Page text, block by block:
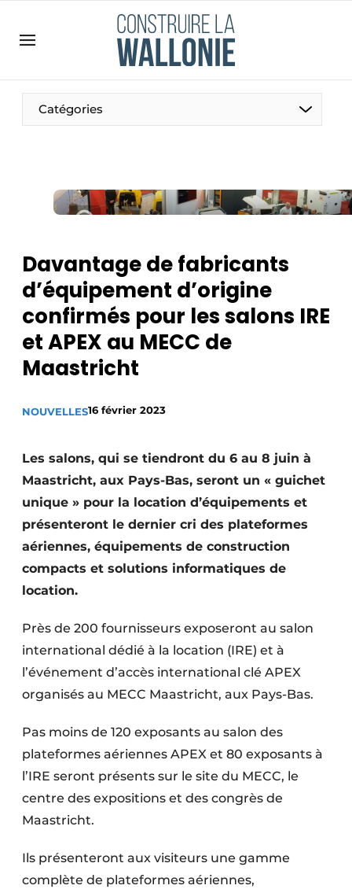
Emploi
Enregistrer une offre d’emploi
Meest gelezen
Podcasts
Privacy / Cookie statement
S’inscrire à l’événement
S’inscrire
Termes et conditions
Catégories
Construction bois
Contrôle d’accès
Éclairage
Fondations
Géotextiles
Rénovation
Sécurité incendie
Software
Techniques ferroviaires
Davantage de fabricants
d’équipement d’origine
confirmés pour les salons IRE
et APEX au MECC de
Maastricht
NOUVELLES16 février 2023
Les salons, qui se tiendront du 6 au 8 juin à
Maastricht, aux Pays-Bas, seront un « guichet
unique » pour la location d’équipements et
présenteront le dernier cri des plateformes
aériennes, équipements de construction
compacts et solutions informatiques de
location.
Près de 200 fournisseurs exposeront au salon
international dédié à la location (IRE) et à
l’événement d’accès international clé APEX
organisés au MECC Maastricht, aux Pays-Bas.
Pas moins de 120 exposants au salon des
plateformes aériennes APEX et 80 exposants à
l’IRE seront présents sur le site du MECC, le
centre des expositions et des congrès de
Maastricht.
Ils présenteront aux visiteurs une gamme
complète de plateformes aériennes,